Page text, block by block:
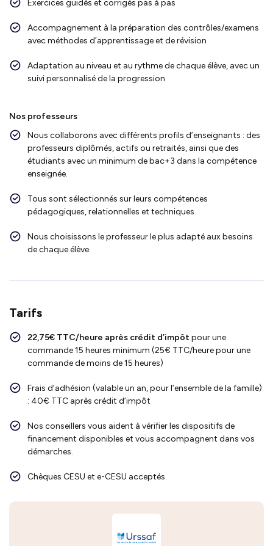
Exercices guidés et corrigés pas à pas
Accompagnement à la préparation des contrôles/examens
avec méthodes d’apprentissage et de révision
Adaptation au niveau et au rythme de chaque élève, avec un
suivi personnalisé de la progression
Nos professeurs
Nous collaborons avec différents profils d’enseignants : des
professeurs diplômés, actifs ou retraités, ainsi que des
étudiants avec un minimum de bac+3 dans la compétence
enseignée.
Tous sont sélectionnés sur leurs compétences
pédagogiques, relationnelles et techniques.
Nous choisissons le professeur le plus adapté aux besoins
de chaque élève
Tarifs
22,75€ TTC/heure après crédit d’impôt pour une
commande 15 heures minimum (25€ TTC/heure pour une
commande de moins de 15 heures)
Frais d’adhésion (valable un an, pour l’ensemble de la famille)
: 40€ TTC après crédit d’impôt
Nos conseillers vous aident à vérifier les dispositifs de
financement disponibles et vous accompagnent dans vos
démarches.
Chèques CESU et e-CESU acceptés